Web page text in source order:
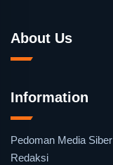
About Us
Information
Pedoman Media Siber
Redaksi